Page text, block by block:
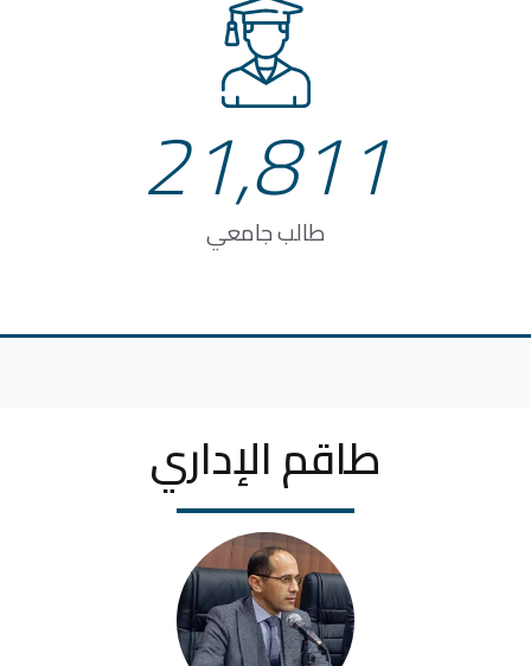
طالب جامعي
21,811
طاقم الإداري